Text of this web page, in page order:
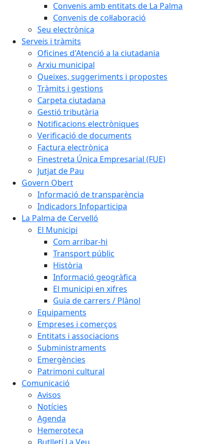
Convenis amb entitats de La Palma
Convenis de col·laboració
Seu electrònica
Serveis i tràmits
Oficines d'Atenció a la ciutadania
Arxiu municipal
Queixes, suggeriments i propostes
Tràmits i gestions
Carpeta ciutadana
Gestió tributària
Notificacions electròniques
Verificació de documents
Factura electrònica
Finestreta Única Empresarial (FUE)
Jutjat de Pau
Govern Obert
Informació de transparència
Indicadors Infoparticipa
La Palma de Cervelló
El Municipi
Com arribar-hi
Transport públic
Història
Informació geogràfica
El municipi en xifres
Guia de carrers / Plànol
Equipaments
Empreses i comerços
Entitats i associacions
Subministraments
Emergències
Patrimoni cultural
Comunicació
Avisos
Notícies
Agenda
Hemeroteca